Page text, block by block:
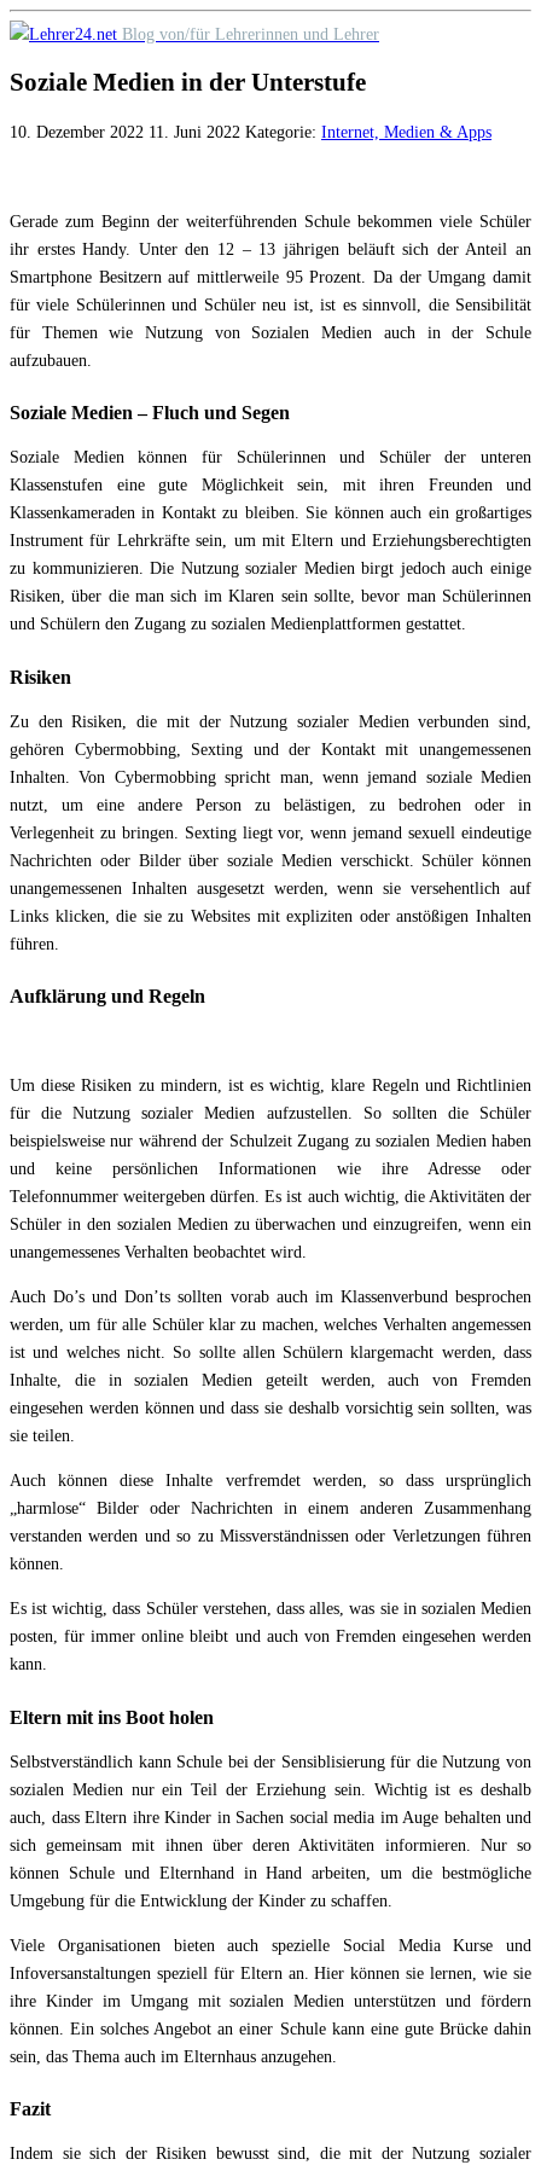
Skip
content
Blog von/für Lehrerinnen und Lehrer
Soziale Medien in der Unterstufe
10. Dezember 2022 11. Juni 2022 Kategorie: Internet, Medien & Apps
Gerade zum Beginn der weiterführenden Schule bekommen viele Schüler
ihr erstes Handy. Unter den 12 – 13 jährigen beläuft sich der Anteil an
Smartphone Besitzern auf mittlerweile 95 Prozent. Da der Umgang damit
für viele Schülerinnen und Schüler neu ist, ist es sinnvoll, die Sensibilität
für Themen wie Nutzung von Sozialen Medien auch in der Schule
aufzubauen.
Soziale Medien – Fluch und Segen
Soziale Medien können für Schülerinnen und Schüler der unteren
Klassenstufen eine gute Möglichkeit sein, mit ihren Freunden und
Klassenkameraden in Kontakt zu bleiben. Sie können auch ein großartiges
Instrument für Lehrkräfte sein, um mit Eltern und Erziehungsberechtigten
zu kommunizieren. Die Nutzung sozialer Medien birgt jedoch auch einige
Risiken, über die man sich im Klaren sein sollte, bevor man Schülerinnen
und Schülern den Zugang zu sozialen Medienplattformen gestattet.
Risiken
Zu den Risiken, die mit der Nutzung sozialer Medien verbunden sind,
gehören Cybermobbing, Sexting und der Kontakt mit unangemessenen
Inhalten. Von Cybermobbing spricht man, wenn jemand soziale Medien
nutzt, um eine andere Person zu belästigen, zu bedrohen oder in
Verlegenheit zu bringen. Sexting liegt vor, wenn jemand sexuell eindeutige
Nachrichten oder Bilder über soziale Medien verschickt. Schüler können
unangemessenen Inhalten ausgesetzt werden, wenn sie versehentlich auf
Links klicken, die sie zu Websites mit expliziten oder anstößigen Inhalten
führen.
Aufklärung und Regeln
Um diese Risiken zu mindern, ist es wichtig, klare Regeln und Richtlinien
für die Nutzung sozialer Medien aufzustellen. So sollten die Schüler
beispielsweise nur während der Schulzeit Zugang zu sozialen Medien haben
und keine persönlichen Informationen wie ihre Adresse oder
Telefonnummer weitergeben dürfen. Es ist auch wichtig, die Aktivitäten der
Schüler in den sozialen Medien zu überwachen und einzugreifen, wenn ein
unangemessenes Verhalten beobachtet wird.
Auch Do’s und Don’ts sollten vorab auch im Klassenverbund besprochen
werden, um für alle Schüler klar zu machen, welches Verhalten angemessen
ist und welches nicht. So sollte allen Schülern klargemacht werden, dass
Inhalte, die in sozialen Medien geteilt werden, auch von Fremden
eingesehen werden können und dass sie deshalb vorsichtig sein sollten, was
sie teilen.
Auch können diese Inhalte verfremdet werden, so dass ursprünglich
„harmlose“ Bilder oder Nachrichten in einem anderen Zusammenhang
verstanden werden und so zu Missverständnissen oder Verletzungen führen
können.
Es ist wichtig, dass Schüler verstehen, dass alles, was sie in sozialen Medien
posten, für immer online bleibt und auch von Fremden eingesehen werden
kann.
Eltern mit ins Boot holen
Selbstverständlich kann Schule bei der Sensiblisierung für die Nutzung von
sozialen Medien nur ein Teil der Erziehung sein. Wichtig ist es deshalb
auch, dass Eltern ihre Kinder in Sachen social media im Auge behalten und
sich gemeinsam mit ihnen über deren Aktivitäten informieren. Nur so
können Schule und Elternhand in Hand arbeiten, um die bestmögliche
Umgebung für die Entwicklung der Kinder zu schaffen.
Viele Organisationen bieten auch spezielle Social Media Kurse und
Infoversanstaltungen speziell für Eltern an. Hier können sie lernen, wie sie
ihre Kinder im Umgang mit sozialen Medien unterstützen und fördern
können. Ein solches Angebot an einer Schule kann eine gute Brücke dahin
sein, das Thema auch im Elternhaus anzugehen.
Fazit
Indem sie sich der Risiken bewusst sind, die mit der Nutzung sozialer